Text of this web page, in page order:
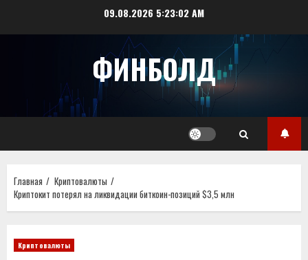
09.08.2026 5:23:02 AM
ФИНБОЛД
Главная
Криптовалюты
Криптокит потерял на ликвидации биткоин-позиций $3,5 млн
Криптовалюты